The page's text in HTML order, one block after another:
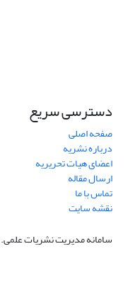
دسترسی سریع
صفحه اصلی
درباره نشریه
اعضای هیات تحریریه
ارسال مقاله
تماس با ما
نقشه سایت
سامانه مدیریت نشریات علمی.